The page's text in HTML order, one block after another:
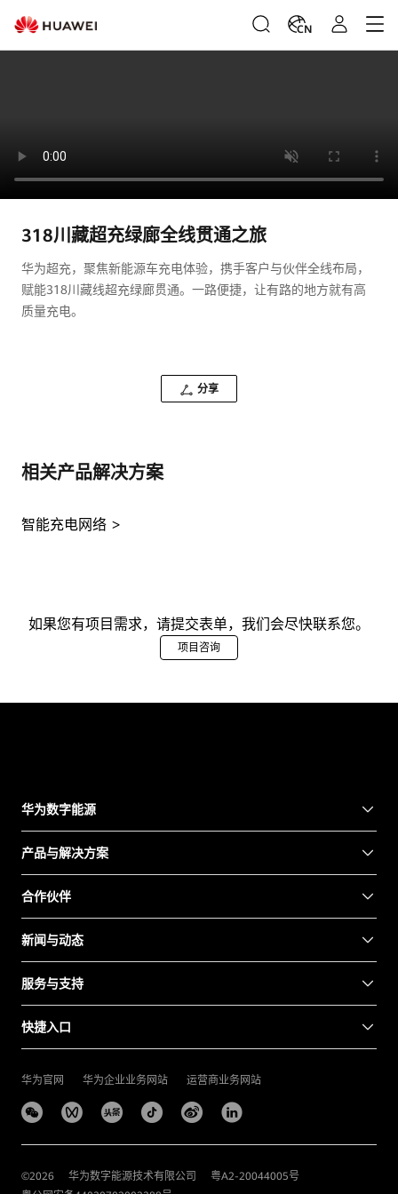
CN
318川藏超充绿廊全线贯通之旅
华为超充，聚焦新能源车充电体验，携手客户与伙伴全线布局，
赋能318川藏线超充绿廊贯通。一路便捷，让有路的地方就有高
质量充电。
分享
相关产品解决方案
智能充电网络
如果您有项目需求，请提交表单，我们会尽快联系您。
项目咨询
华为数字能源
产品与解决方案
合作伙伴
新闻与动态
服务与支持
快捷入口
华为官网 华为企业业务网站 运营商业务网站
©2026 华为数字能源技术有限公司
粤A2-20044005号